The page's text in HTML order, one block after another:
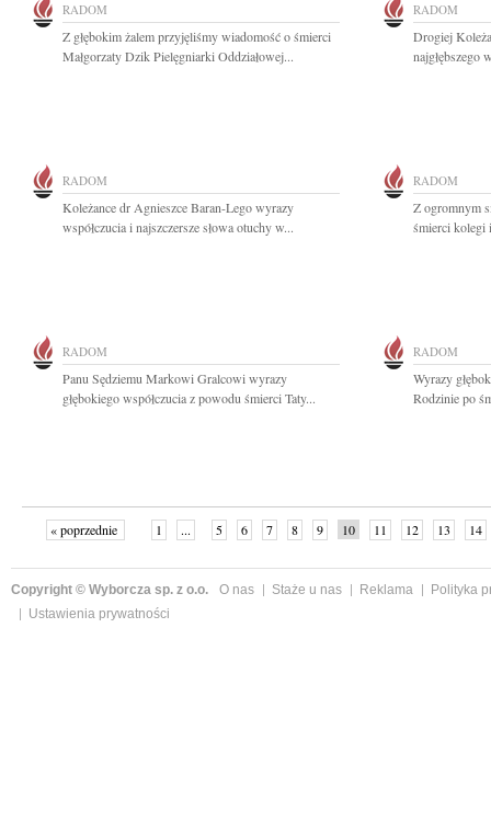
RADOM
Z głębokim żalem przyjęliśmy wiadomość o śmierci
Małgorzaty Dzik Pielęgniarki Oddziałowej...
RADOM
Drogiej
najgłębszego
RADOM
Koleżance dr Agnieszce Baran-Lego wyrazy
współczucia i najszczersze słowa otuchy w...
RADOM
Z ogromnym
śmierci kolegi
RADOM
Panu Sędziemu Markowi Gralcowi wyrazy
głębokiego współczucia z powodu śmierci Taty...
RADOM
Wyrazy
Rodzinie po
« poprzednie 1 ... 5 6 7 8 9 10 11 12 13 14
Copyright © Wyborcza sp. z o.o. O nas Staże u nas Reklama
Polityka
Ustawienia prywatności